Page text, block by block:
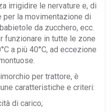
irrigidire le nervature e, di
per la movimentazione di
da zucchero, ecc.
funzionare in tutte le zone
a più 40°C, ad eccezione
per trattore, è
caratteristiche e criteri:
di carico;